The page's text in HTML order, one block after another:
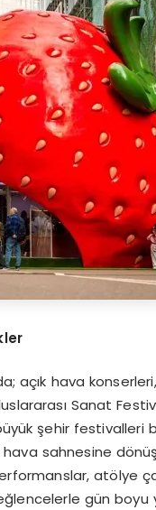
açık hava
Sanat
şehir
sahnesine
atölye
gün boyu